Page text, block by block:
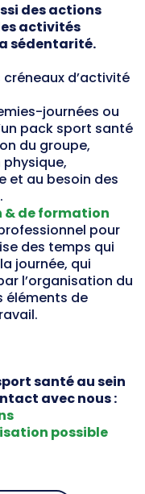
des actions
activités
sédentarité.
d’activité
journées ou
pack sport santé
du groupe,
et au besoin des
& de formation
pour
des temps qui
journée, qui
l’organisation du
éléments de
santé au sein
avec nous :
possible